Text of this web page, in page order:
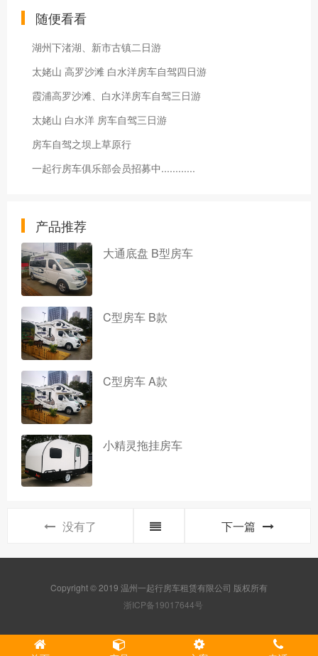
随便看看
湖州下渚湖、新市古镇二日游
太姥山 高罗沙滩 白水洋房车自驾四日游
霞浦高罗沙滩、白水洋房车自驾三日游
太姥山 白水洋 房车自驾三日游
房车自驾之坝上草原行
一起行房车俱乐部会员招募中............
产品推荐
大通底盘 B型房车
C型房车 B款
C型房车 A款
小精灵拖挂房车
没有了 下一篇
Copyright © 2019 温州一起行房车租赁有限公司 版权所有
浙ICP备19017644号